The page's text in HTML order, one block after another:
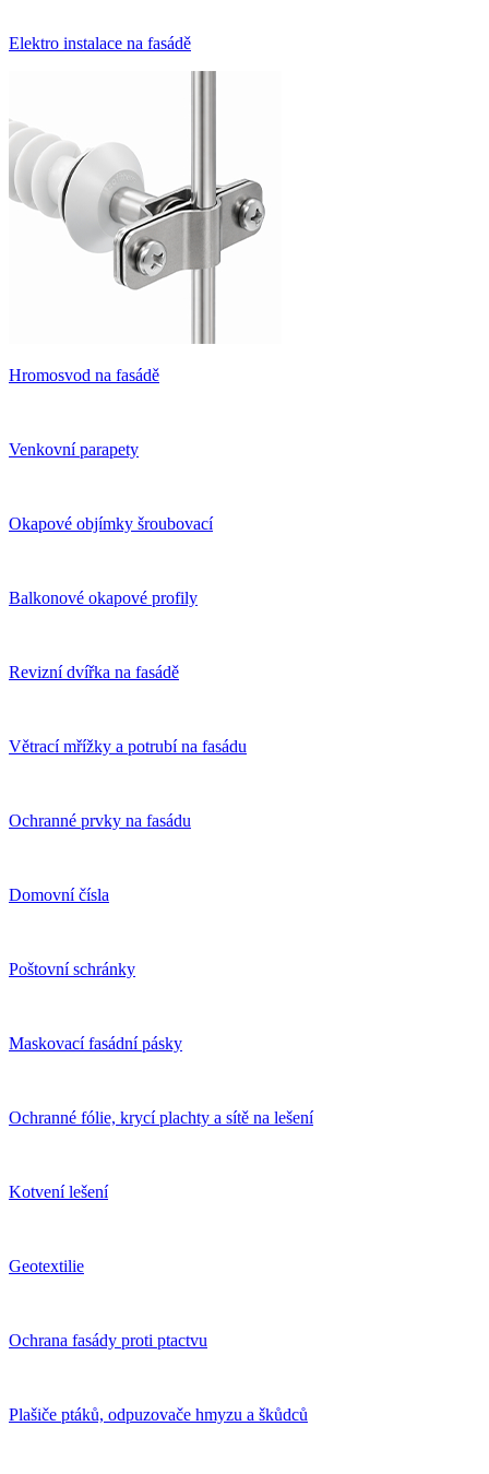
Elektro instalace na fasádě
Hromosvod na fasádě
Venkovní parapety
Okapové objímky šroubovací
Balkonové okapové profily
Revizní dvířka na fasádě
Větrací mřížky a potrubí na fasádu
Ochranné prvky na fasádu
Domovní čísla
Poštovní schránky
Maskovací fasádní pásky
Ochranné fólie, krycí plachty a sítě na lešení
Kotvení lešení
Geotextilie
Ochrana fasády proti ptactvu
Plašiče ptáků, odpuzovače hmyzu a škůdců